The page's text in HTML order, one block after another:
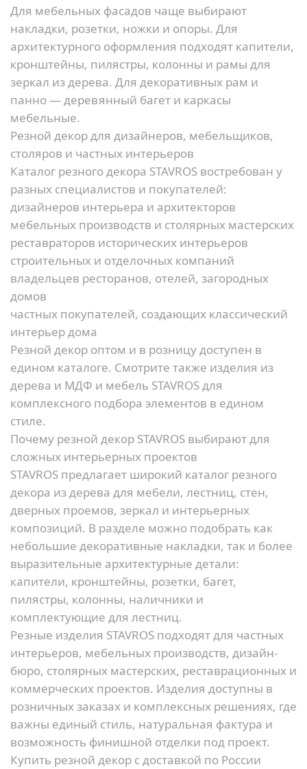
Для мебельных фасадов чаще выбирают
накладки, розетки, ножки и опоры. Для
архитектурного оформления подходят капители,
кронштейны, пилястры, колонны и рамы для
зеркал из дерева. Для декоративных рам и
панно — деревянный багет и каркасы
мебельные.
Резной декор для дизайнеров, мебельщиков,
столяров и частных интерьеров
Каталог резного декора STAVROS востребован у
разных специалистов и покупателей:
дизайнеров интерьера и архитекторов
мебельных производств и столярных мастерских
реставраторов исторических интерьеров
строительных и отделочных компаний
владельцев ресторанов, отелей, загородных
домов
частных покупателей, создающих классический
интерьер дома
Резной декор оптом и в розницу доступен в
едином каталоге. Смотрите также изделия из
дерева и МДФ и мебель STAVROSдля
комплексного подбора элементов в едином
стиле.
Почему резной декор STAVROS выбирают для
сложных интерьерных проектов
STAVROS предлагает широкий каталог резного
декора из дерева для мебели, лестниц, стен,
дверных проемов, зеркал и интерьерных
композиций. В разделе можно подобрать как
небольшие декоративные накладки, так и более
выразительные архитектурные детали:
капители, кронштейны, розетки, багет,
пилястры, колонны, наличники и
комплектующие для лестниц.
Резные изделия STAVROS подходят для частных
интерьеров, мебельных производств, дизайн-
бюро, столярных мастерских, реставрационных и
коммерческих проектов. Изделия доступны в
розничных заказах и комплексных решениях, где
важны единый стиль, натуральная фактура и
возможность финишной отделки под проект.
Купить резной декор с доставкой по России